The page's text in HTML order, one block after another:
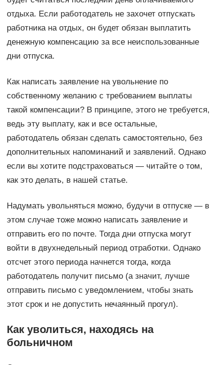
отдыха. Если работодатель не захочет отпускать
работника на отдых, он будет обязан выплатить
денежную компенсацию за все неиспользованные
дни отпуска.
Как написать заявление на увольнение по
собственному желанию с требованием выплаты
такой компенсации? В принципе, этого не требуется,
ведь эту выплату, как и все остальные,
работодатель обязан сделать самостоятельно, без
дополнительных напоминаний и заявлений. Однако
если вы хотите подстраховаться — читайте о том,
как это делать, в нашей статье.
Надумать увольняться можно, будучи в отпуске — в
этом случае тоже можно написать заявление и
отправить его по почте. Тогда дни отпуска могут
войти в двухнедельный период отработки. Однако
отсчет этого периода начнется тогда, когда
работодатель получит письмо (а значит, лучше
отправить письмо с уведомлением, чтобы знать
этот срок и не допустить нечаянный прогул).
Как уволиться, находясь на
больничном